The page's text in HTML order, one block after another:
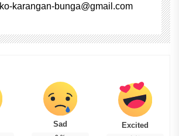
karangan-bunga@gmail.com
Sad Excited